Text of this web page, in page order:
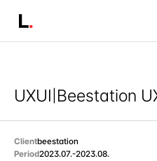
UXUI Beestation
Clientbeestation
Period2023.07.-2023.08.